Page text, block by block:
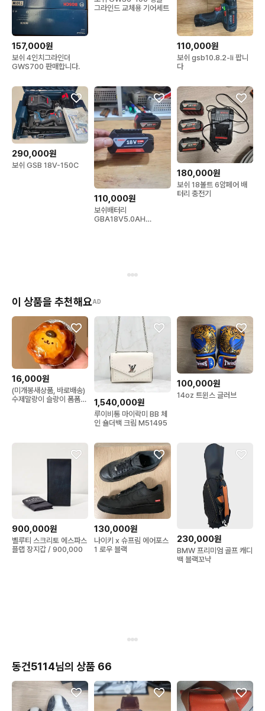
157,000원
보쉬 4인치그라인더
GWS700 판매합니다.
그라인드 교체용 기어세트
110,000원
보쉬 gsb10.8.2-li 팝니
다
290,000원
보쉬 GSB 18V-150C
110,000원
보쉬배터리
GBA18V5.0AH
180,000원
보쉬 18볼트 6암페어 배
터리 충전기
이 상품을 추천해요AD
16,000원
(미개봉새상품, 바로배송)
수제말랑이 슬랑이 폼폼푸
1,540,000원
루이비통 마이락미 BB 체
인 숄더백 크림 M51495
100,000원
14oz 트윈스 글러브
900,000원
벨루티 스크리토 에스파스
플랩 장지갑 / 900,000
130,000원
나이키 x 슈프림 에어포스
1 로우 블랙
230,000원
BMW 프리미엄 골프 캐디
백 블랙꼬냑
동건5114님의 상품 66